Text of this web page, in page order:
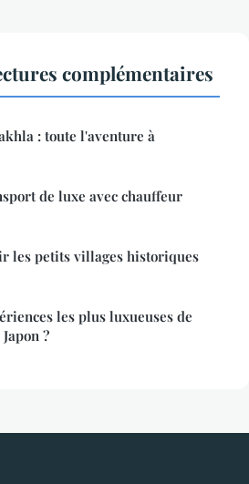
complémentaires
: toute l'aventure à
de luxe avec chauffeur
les petits villages historiques
les plus luxueuses de
?